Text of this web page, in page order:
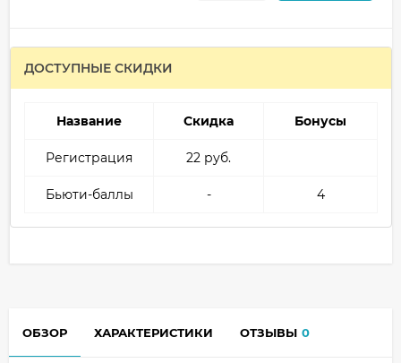
ДОСТУПНЫЕ СКИДКИ
Название Скидка Бонусы
Регистрация 22 руб.
Бьюти-баллы - 4
ОБЗОР ХАРАКТЕРИСТИКИ ОТЗЫВЫ 0